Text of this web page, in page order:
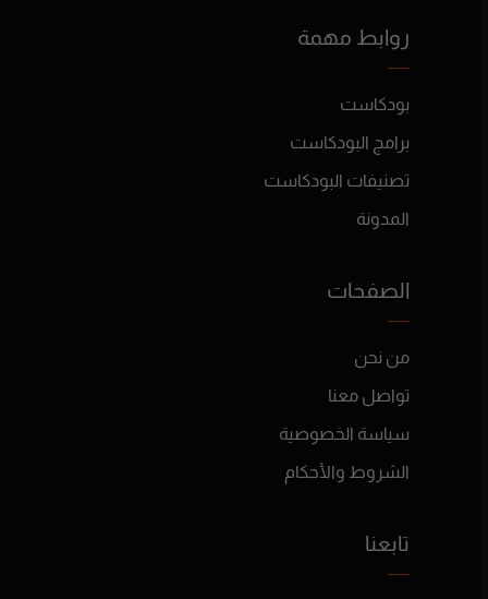
روابط مهمة
بودكاست
برامج البودكاست
تصنيفات البودكاست
المدونة
الصفحات
من نحن
تواصل معنا
سياسة الخصوصية
الشروط والأحكام
تابعنا